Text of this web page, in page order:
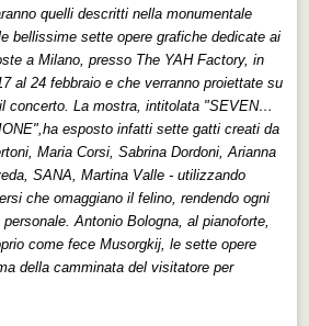
quelli descritti nella monumentale
bellissime sette opere grafiche dedicate ai
a Milano, presso The YAH Factory, in
al 24 febbraio e che verranno proiettate su
concerto. La mostra, intitolata "SEVEN…
esposto infatti sette gatti creati da
Maria Corsi, Sabrina Dordoni, Arianna
SANA, Martina Valle - utilizzando
che omaggiano il felino, rendendo ogni
Antonio Bologna, al pianoforte,
come fece Musorgkij, le sette opere
della camminata del visitatore per